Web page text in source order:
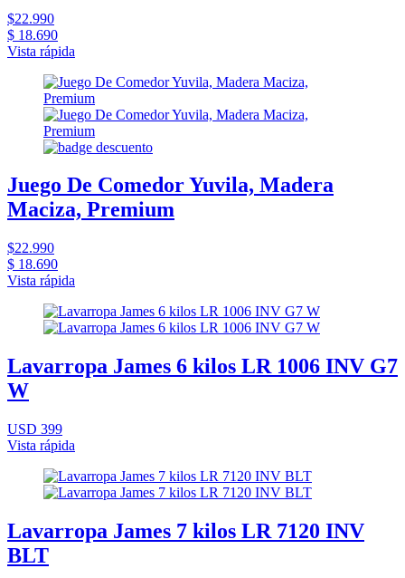
$22.990
$ 18.690
Vista rápida
Juego De Comedor Yuvila, Madera
Maciza, Premium
$22.990
$ 18.690
Vista rápida
Lavarropa James 6 kilos LR 1006 INV G7
W
USD 399
Vista rápida
Lavarropa James 7 kilos LR 7120 INV
BLT